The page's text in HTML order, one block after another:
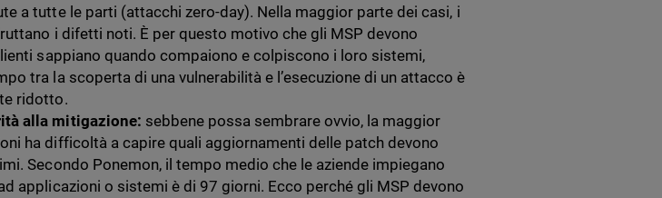
a tutte le parti (attacchi zero-day). Nella maggior parte dei casi, i
i difetti noti. È per questo motivo che gli MSP devono
sappiano quando compaiono e colpiscono i loro sistemi,
tra la scoperta di una vulnerabilità e l’esecuzione di un attacco è
ridotto.
alla mitigazione: sebbene possa sembrare ovvio, la maggior
ha difficoltà a capire quali aggiornamenti delle patch devono
Secondo Ponemon, il tempo medio che le aziende impiegano
applicazioni o sistemi è di 97 giorni. Ecco perché gli MSP devono